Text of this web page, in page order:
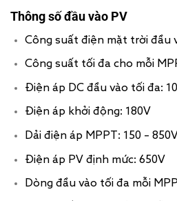
Thông số đầu vào PV
Công suất điện mặt trời đầu
Công suất tối đa cho mỗi
Điện áp DC đầu vào tối đa:
Điện áp khởi động: 180V
Dải điện áp MPPT: 150 – 850V
Điện áp PV định mức: 650V
Dòng đầu vào tối đa mỗi